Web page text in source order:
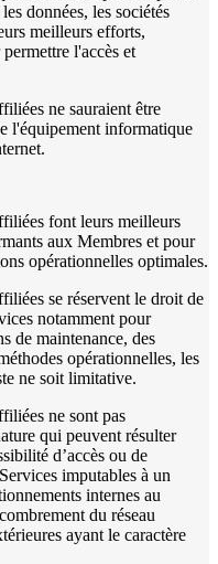
données, les sociétés
meilleurs efforts,
l'accès et
ne sauraient être
l'équipement informatique
font leurs meilleurs
aux Membres et pour
opérationnelles optimales.
se réservent le droit de
notamment pour
de maintenance, des
opérationnelles, les
ne soit limitative.
ne sont pas
qui peuvent résulter
d’accès ou de
imputables à un
internes au
du réseau
ayant le caractère